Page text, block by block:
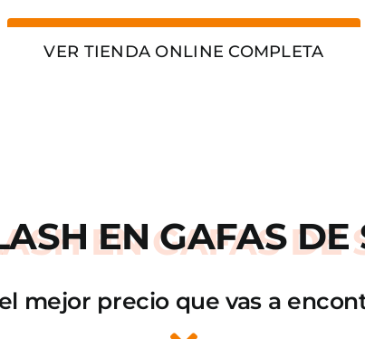
VER TIENDA ONLINE COMPLETA
EN GAFAS DE
mejor precio que vas a